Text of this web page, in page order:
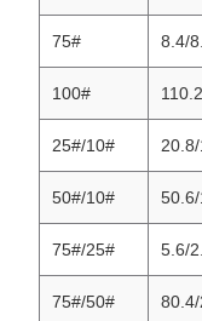
75# 8.4/
100#
25#/10# 20.8/
50#/10# 50.6/
75#/25# 5.6/
75#/50#